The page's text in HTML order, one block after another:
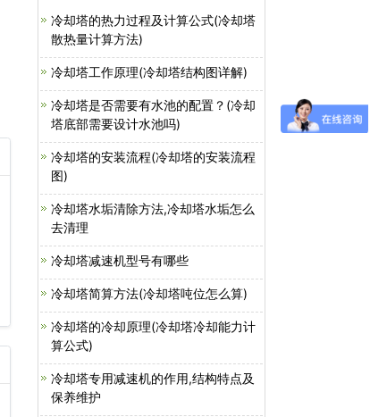
冷却塔的热力过程及计算公式(冷却塔
散热量计算方法)
冷却塔工作原理(冷却塔结构图详解)
冷却塔是否需要有水池的配置？(冷却
塔底部需要设计水池吗)
冷却塔的安装流程(冷却塔的安装流程
图)
冷却塔水垢清除方法,冷却塔水垢怎么
去清理
冷却塔减速机型号有哪些
冷却塔简算方法(冷却塔吨位怎么算)
冷却塔的冷却原理(冷却塔冷却能力计
算公式)
冷却塔专用减速机的作用,结构特点及
保养维护